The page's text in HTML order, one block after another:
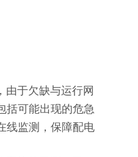
于欠缺与运行网
括可能出现的危急
线监测，保障配电